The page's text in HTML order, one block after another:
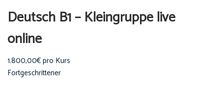
Deutsch B1 – Kleingruppe live
online
1.800,00€ pro Kurs
Fortgeschrittener